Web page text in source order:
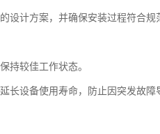
设计方案，并确保安装过程符合
持较佳工作状态。
长设备使用寿命，防止因突发故障